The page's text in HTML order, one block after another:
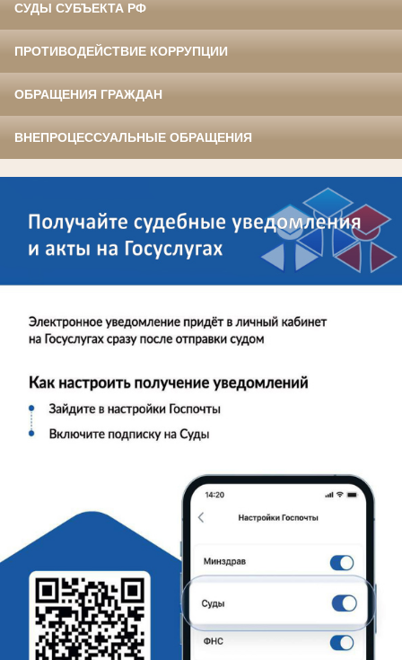
СУДЫ СУБЪЕКТА РФ
ПРОТИВОДЕЙСТВИЕ КОРРУПЦИИ
ОБРАЩЕНИЯ ГРАЖДАН
ВНЕПРОЦЕССУАЛЬНЫЕ ОБРАЩЕНИЯ